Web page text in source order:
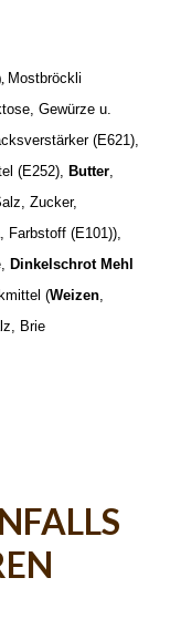
Mostbröckli
Gewürze u.
(E621),
(E252), Butter,
Zucker,
Farbstoff (E101)),
Dinkelschrot Mehl
(Weizen,
Brie